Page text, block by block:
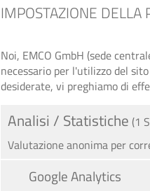
IMPOSTAZIONE DELLA
Noi, EMCO GmbH (sede
necessario per l'utilizzo del
desiderate, vi preghiamo di
Analisi / Statistiche (1
Valutazione anonima per
Google Analytics